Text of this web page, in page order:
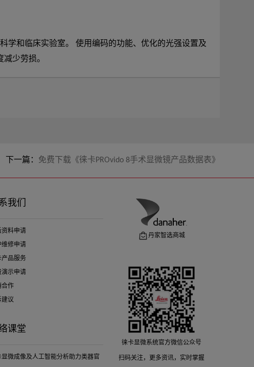
学和临床实验室。 使用编码的功能、优化的光强设置及
少劳损。
下一篇： 免费下载《徕卡PROvido 8手术显微镜产品数据表》
我们
资料申请
维修申请
产品服务
演示申请
合作
建议
课堂
显微成像及人工智能分析助力类器官
丹家智选商城
徕卡显微系统官方微信公众号
扫码关注，更多资讯，实时掌握